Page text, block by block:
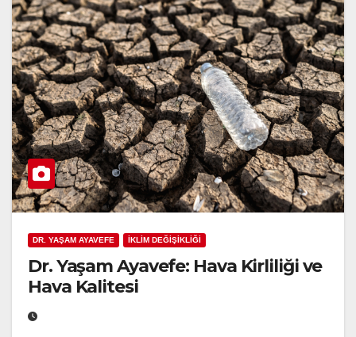
DR. YAŞAM AYAVEFE İKLİM DEĞİŞİKLİĞİ
Dr. Yaşam Ayavefe: Hava Kirliliği ve
Hava Kalitesi